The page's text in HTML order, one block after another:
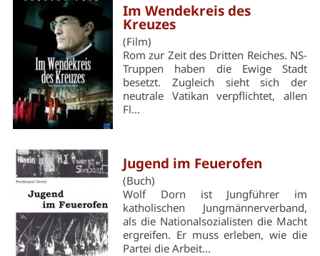
Im Wendekreis des
Kreuzes
(Film)
Rom zur Zeit des Dritten Reiches. NS-
Truppen haben die Ewige Stadt
besetzt. Zugleich sieht sich der
neutrale Vatikan verpflichtet, allen
Fl...
Jugend im Feuerofen
(Buch)
Wolf Dorn ist Jungführer im
katholischen Jungmännerverband,
als die Nationalsozialisten die Macht
ergreifen. Er muss erleben, wie die
Partei die Arbeit...